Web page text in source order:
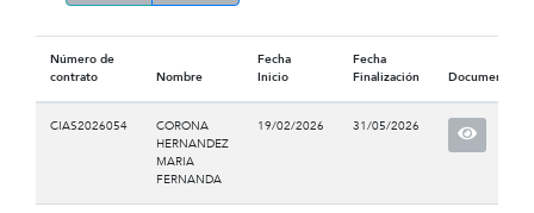
Número de
contrato
Nombre
Fecha
Inicio
Fecha
Finalización
Documento
CIAS2026054
CORONA
HERNANDEZ
MARIA
FERNANDA
19/02/2026 31/05/2026